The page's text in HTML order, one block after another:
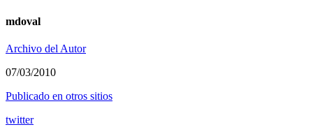
mdoval
Archivo del Autor
07/03/2010
Publicado en otros sitios
twitter